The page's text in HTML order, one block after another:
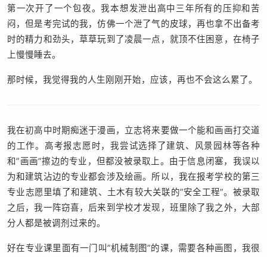
第一次开了一个包夜。我本想发泄出高中三年所有的压抑和苦
闷，但是考完试的我，仿佛一个泄了气的皮球，再也拿不出备考
时的精力和劲头，草草玩到了凌晨一点，就顶不住困意，在椅子
上慢慢睡去。
那时候，我觉得我的人生刚刚开始，应该，再也不会这么累了。
我在初高中时期痴迷于漫画，立志将来要做一个能和画画打交道
的工作。高考报志愿时，我尝试选择了建筑、风景园林等各种
和”画画”擦边的专业，但都没被录取上。由于信息闭塞，我误以
为和建筑沾边的专业都会涉及绘画。所以，我在报考学校的第三
专业志愿里填了和建筑、土木有较大关联的”安全工程”。被录取
之后，我一阵窃喜，后来到学校才发现，班里除了我之外，大部
分人都是被调剂过来的。
好在专业课里面有一门叫”机械制图”的课，需要各种画图，我很